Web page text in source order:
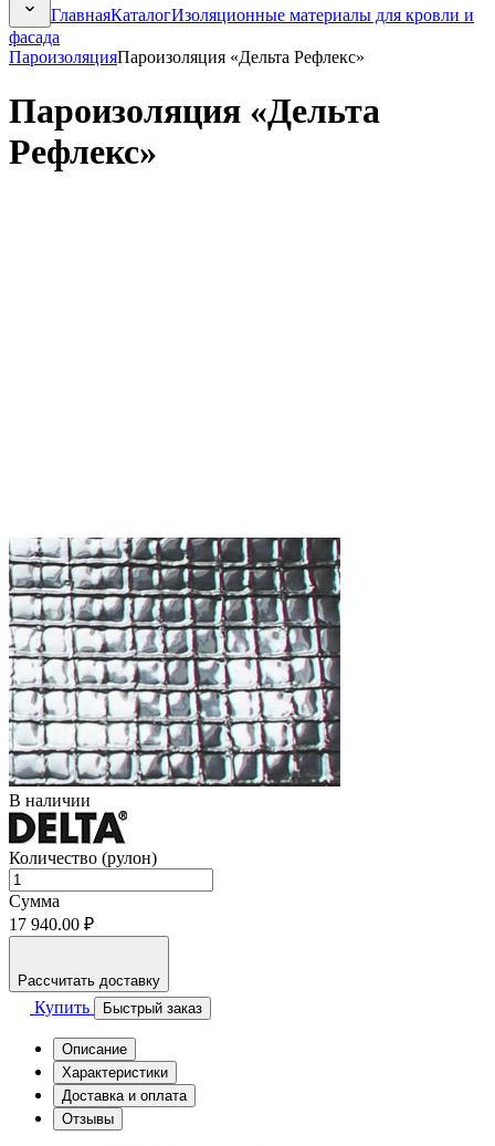
ГлавнаяКаталогИзоляционные материалы для кровли и
фасада
ПароизоляцияПароизоляция «Дельта Рефлекс»
Пароизоляция «Дельта
Рефлекс»
В наличии
Количество (рулон)
Сумма
17 940.00 ₽
Рассчитать доставку
Купить Быстрый заказ
Описание
Характеристики
Доставка и оплата
Отзывы